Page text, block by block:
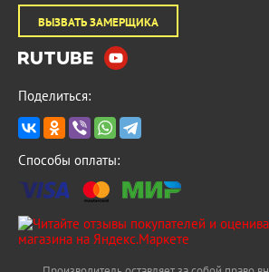
ВЫЗВАТЬ ЗАМЕРЩИКА
Поделиться:
Способы оплаты: